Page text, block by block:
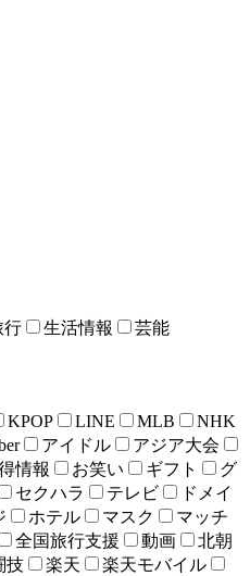
行 生活情報 芸能
KPOP LINE MLB
NHK
アイドル
アジア大会
情報 お笑い ギフト
グ
セクハラ テレビ
ドメイ
ホテル マスク
マッチ
全国旅行支援 動画
北朝
技 楽天
楽天モバイル